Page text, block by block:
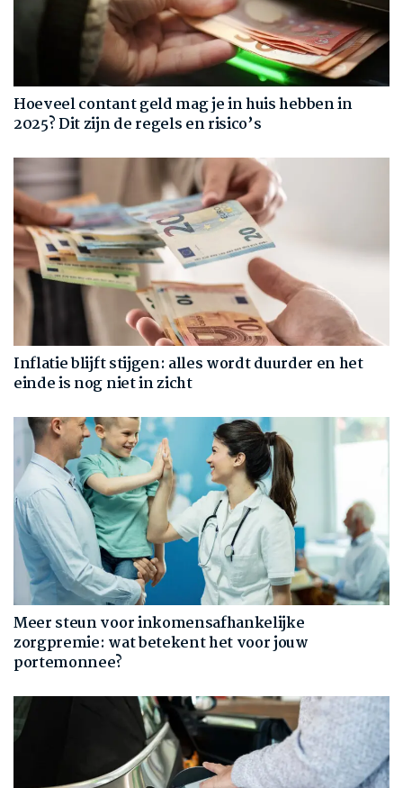
Hoeveel contant geld mag je in huis hebben in
2025? Dit zijn de regels en risico’s
Inflatie blijft stijgen: alles wordt duurder en het
einde is nog niet in zicht
Meer steun voor inkomensafhankelijke
zorgpremie: wat betekent het voor jouw
portemonnee?